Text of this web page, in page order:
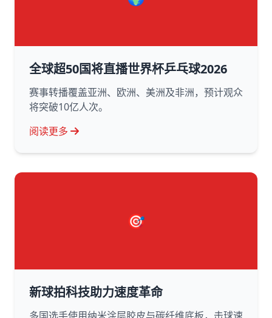
全球超50国将直播世界杯乒乓球2026
赛事转播覆盖亚洲、欧洲、美洲及非洲，预计观众
将突破10亿人次。
阅读更多
🎯
新球拍科技助力速度革命